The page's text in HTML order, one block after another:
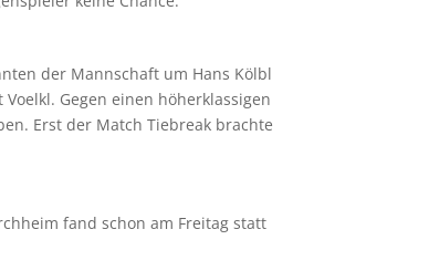
der Mannschaft um Hans Kölbl
Gegen einen höherklassigen
Erst der Match Tiebreak brachte
fand schon am Freitag statt